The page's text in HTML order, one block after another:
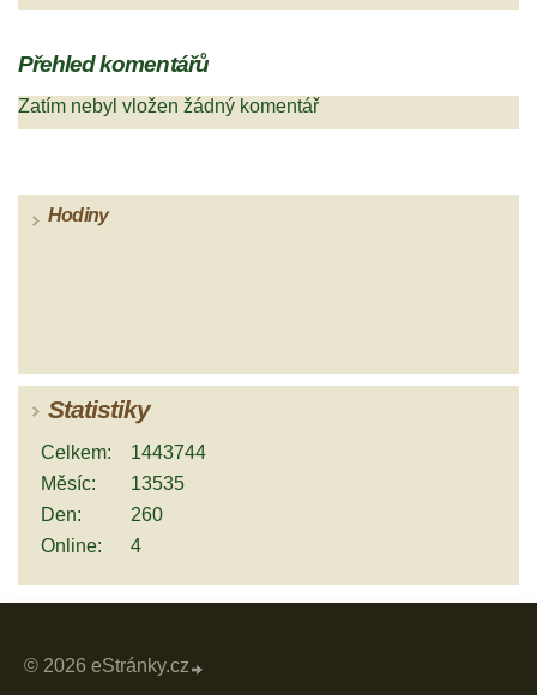
Přehled komentářů
Zatím nebyl vložen žádný komentář
Hodiny
Statistiky
Online: 4
Celkem:
1443744
Měsíc:
13535
Den:
260
© 2026 eStránky.cz